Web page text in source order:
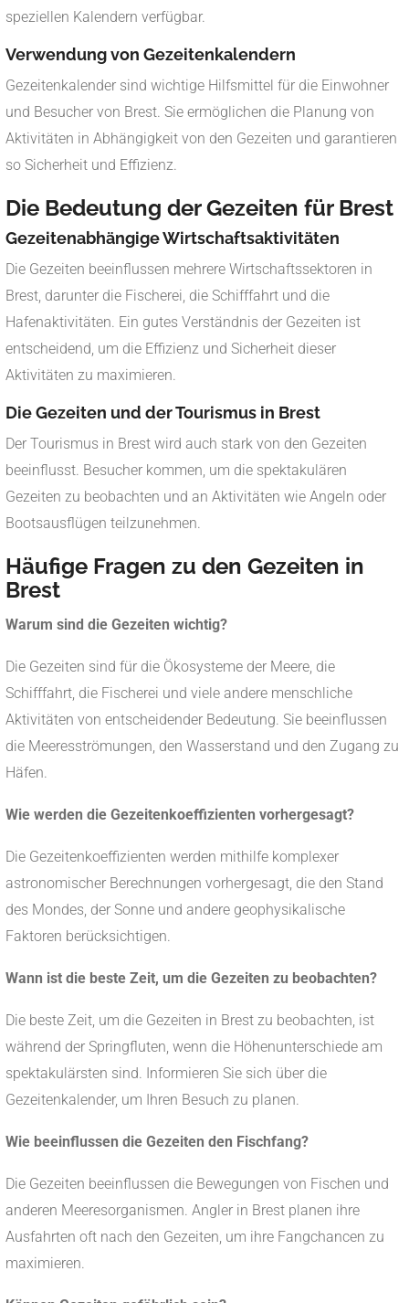
speziellen Kalendern verfügbar.
Verwendung von Gezeitenkalendern
Gezeitenkalender sind wichtige Hilfsmittel für die Einwohner
und Besucher von Brest. Sie ermöglichen die Planung von
Aktivitäten in Abhängigkeit von den Gezeiten und garantieren
so Sicherheit und Effizienz.
Die Bedeutung der Gezeiten für Brest
Gezeitenabhängige Wirtschaftsaktivitäten
Die Gezeiten beeinflussen mehrere Wirtschaftssektoren in
Brest, darunter die Fischerei, die Schifffahrt und die
Hafenaktivitäten. Ein gutes Verständnis der Gezeiten ist
entscheidend, um die Effizienz und Sicherheit dieser
Aktivitäten zu maximieren.
Die Gezeiten und der Tourismus in Brest
Der Tourismus in Brest wird auch stark von den Gezeiten
beeinflusst. Besucher kommen, um die spektakulären
Gezeiten zu beobachten und an Aktivitäten wie Angeln oder
Bootsausflügen teilzunehmen.
Häufige Fragen zu den Gezeiten in
Brest
Warum sind die Gezeiten wichtig?
Die Gezeiten sind für die Ökosysteme der Meere, die
Schifffahrt, die Fischerei und viele andere menschliche
Aktivitäten von entscheidender Bedeutung. Sie beeinflussen
die Meeresströmungen, den Wasserstand und den Zugang zu
Häfen.
Wie werden die Gezeitenkoeffizienten vorhergesagt?
Die Gezeitenkoeffizienten werden mithilfe komplexer
astronomischer Berechnungen vorhergesagt, die den Stand
des Mondes, der Sonne und andere geophysikalische
Faktoren berücksichtigen.
Wann ist die beste Zeit, um die Gezeiten zu beobachten?
Die beste Zeit, um die Gezeiten in Brest zu beobachten, ist
während der Springfluten, wenn die Höhenunterschiede am
spektakulärsten sind. Informieren Sie sich über die
Gezeitenkalender, um Ihren Besuch zu planen.
Wie beeinflussen die Gezeiten den Fischfang?
Die Gezeiten beeinflussen die Bewegungen von Fischen und
anderen Meeresorganismen. Angler in Brest planen ihre
Ausfahrten oft nach den Gezeiten, um ihre Fangchancen zu
maximieren.